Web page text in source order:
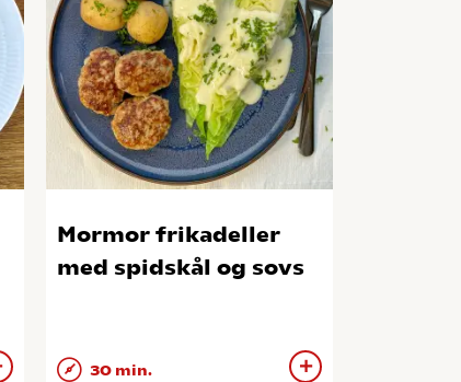
Mormor frikadeller
med spidskål og sovs
30 min.